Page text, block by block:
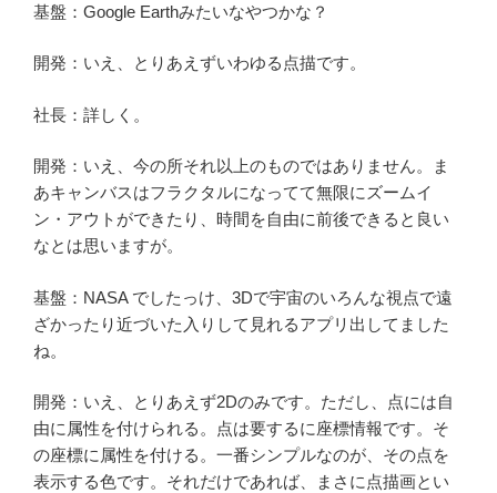
基盤：Google Earthみたいなやつかな？
開発：いえ、とりあえずいわゆる点描です。
社長：詳しく。
開発：いえ、今の所それ以上のものではありません。ま
あキャンバスはフラクタルになってて無限にズームイ
ン・アウトができたり、時間を自由に前後できると良い
なとは思いますが。
基盤：NASA でしたっけ、3Dで宇宙のいろんな視点で遠
ざかったり近づいた入りして見れるアプリ出してました
ね。
開発：いえ、とりあえず2Dのみです。ただし、点には自
由に属性を付けられる。点は要するに座標情報です。そ
の座標に属性を付ける。一番シンプルなのが、その点を
表示する色です。それだけであれば、まさに点描画とい